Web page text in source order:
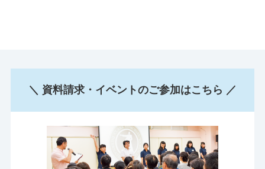
＼ 資料請求・イベントのご参加はこちら ／